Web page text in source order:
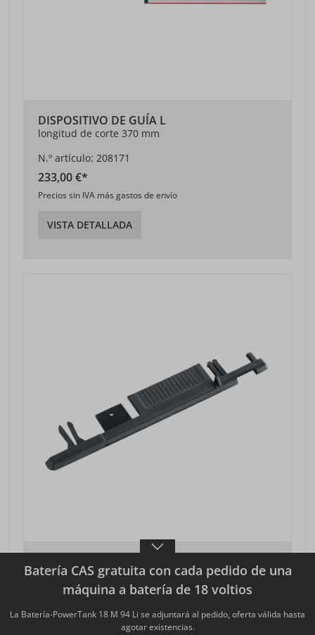
Batería CAS gratuita con cada pedido de una
máquina a batería de 18 voltios
La Batería-PowerTank 18 M 94 Li se adjuntará al pedido, oferta válida hasta
agotar existencias.
DISPOSITIVO DE GUÍA L
longitud de corte 370 mm
N.º artículo: 208171
233,00 €*
Precios sin IVA más gastos de envío
VISTA DETALLADA
TAPA FINAL F-EK
2 unidades
N.º artículo: 205400
11,60 €*